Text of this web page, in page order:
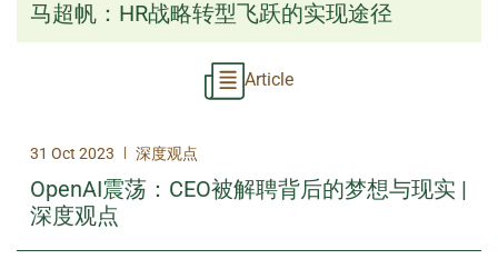
马超帆：HR战略转型飞跃的实现途径
Article
31 Oct 2023 | 深度观点
OpenAI震荡：CEO被解聘背后的梦想与现实 |
深度观点